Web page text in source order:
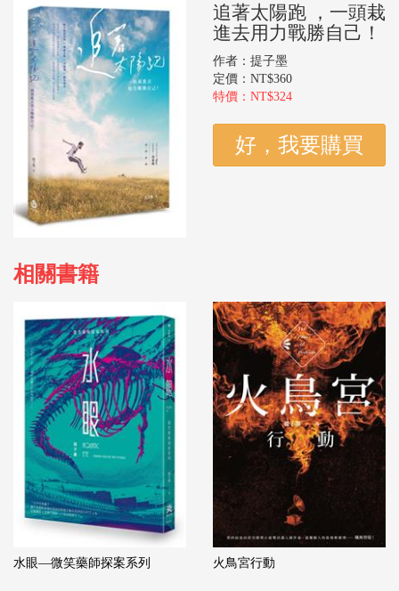
追著太陽跑 ，一頭栽
進去用力戰勝自己！
作者：提子墨
定價：NT$360
特價：NT$324
相關書籍
水眼—微笑藥師探案系列 火鳥宮行動